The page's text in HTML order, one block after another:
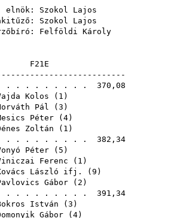
Szokol Lajos
Szokol Lajos
Felföldi Károly
F21E
. . . . . . . . 370,08
Kolos ( 1 )
Pál ( 3 )
Péter ( 4)
Zoltán ( 1 )
. . . . . . . . 382,34
Péter ( 5 )
Ferenc ( 1 )
László ifj.
( 9 )
Gábor ( 2 )
. . . . . . . . 391,34
István ( 3 )
Gábor ( 4)